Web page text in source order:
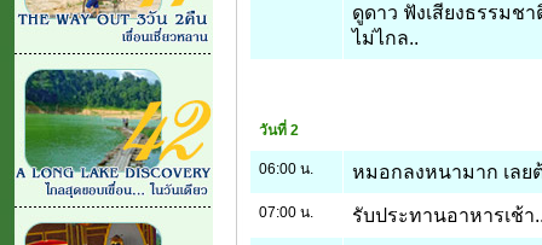
ดูดาว ฟังเสียงธรรมช
ไม่ไกล..
วันที่ 2
06:00 น. หมอกลงหนามาก เล
07:00 น. รับประทานอาหารเช้